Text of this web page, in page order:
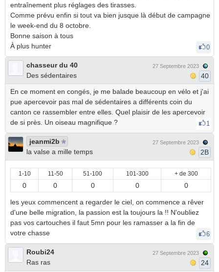
entraînement plus réglages des tirasses.
Comme prévu enfin si tout va bien jusque là début de campagne
le week-end du 8 octobre.
Bonne saison à tous
À plus hunter
0
chasseur du 40
Des sédentaires
27 Septembre 2023
40
En ce moment en congés, je me balade beaucoup en vélo et j'ai
pue apercevoir pas mal de sédentaires a différents coin du
canton ce rassembler entre elles. Quel plaisir de les apercevoir
de si près. Un oiseau magnifique ?
1
jeanmi2b
la valse a mille temps
27 Septembre 2023
2B
1-10 11-50 51-100 101-300 + de 300
0 0 0 0 0
les yeux commencent a regarder le ciel, on commence a rêver
d'une belle migration, la passion est la toujours la !! N'oubliez
pas vos cartouches il faut 5mn pour les ramasser a la fin de
votre chasse
6
Roubi24
Ras ras
27 Septembre 2023
24